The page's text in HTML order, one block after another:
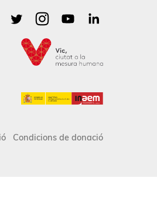
Condicions de donació